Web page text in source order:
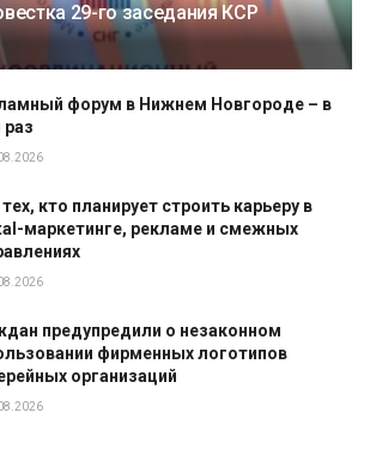
29-го заседания КСР
форум в Нижнем Новгороде – в
раз
кто планирует строить карьеру в
маркетинге, рекламе и смежных
предупредили о незаконном
фирменных логотипов
организаций